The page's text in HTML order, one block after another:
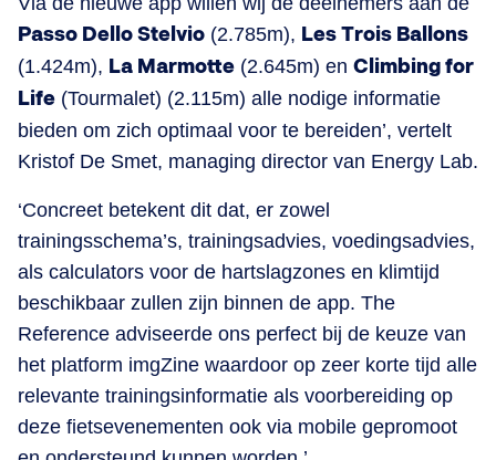
Passo Dello Stelvio (2.785m), Les Trois Ballons
(1.424m), La Marmotte (2.645m) en Climbing for
Life (Tourmalet) (2.115m) alle nodige informatie
bieden om zich optimaal voor te bereiden’, vertelt
Kristof De Smet, managing director van Energy Lab.
‘Concreet betekent dit dat, er zowel
trainingsschema’s, trainingsadvies, voedingsadvies,
als calculators voor de hartslagzones en klimtijd
beschikbaar zullen zijn binnen de app. The
Reference adviseerde ons perfect bij de keuze van
het platform imgZine waardoor op zeer korte tijd alle
relevante trainingsinformatie als voorbereiding op
deze fietsevenementen ook via mobile gepromoot